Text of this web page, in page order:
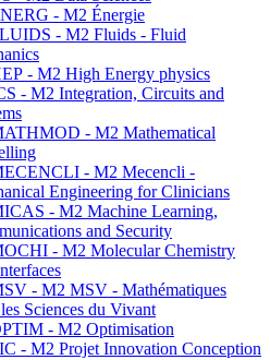
- M2 Énergie
- M2 Fluids - Fluid
- M2 High Energy physics
- M2 Integration, Circuits and
- M2 Mathematical
- M2 Mecencli -
Engineering for Clinicians
- M2 Machine Learning,
and Security
- M2 Molecular Chemistry
- M2 MSV - Mathématiques
Sciences du Vivant
- M2 Optimisation
- M2 Projet Innovation Conception